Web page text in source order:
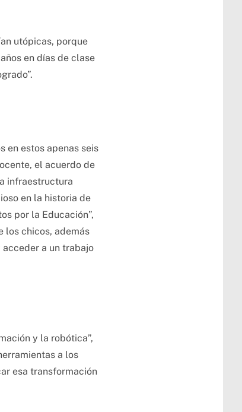
utópicas, porque
en días de clase
en estos apenas seis
el acuerdo de
infraestructura
en la historia de
por la Educación”,
los chicos, además
a un trabajo
y la robótica”,
a los
esa transformación